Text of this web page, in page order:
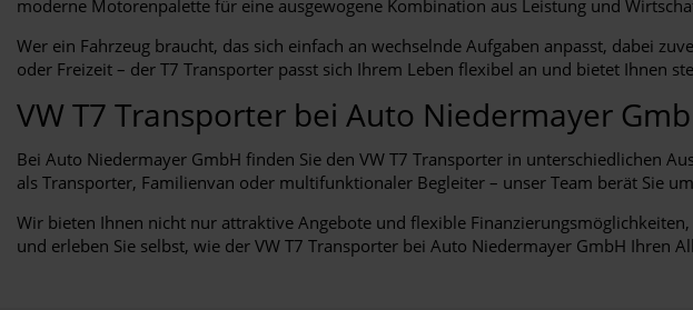
moderne Motorenpalette für eine ausgewogene Kombination aus Leistung und
Wer ein Fahrzeug braucht, das sich einfach an wechselnde Aufgaben anpasst, dabei
oder Freizeit – der T7 Transporter passt sich Ihrem Leben flexibel an und bietet Ihnen
VW T7 Transporter bei Auto Niedermayer
Bei Auto Niedermayer GmbH finden Sie den VW T7 Transporter in unterschiedlichen
als Transporter, Familienvan oder multifunktionaler Begleiter – unser Team berät Sie
Wir bieten Ihnen nicht nur attraktive Angebote und flexible
und erleben Sie selbst, wie der VW T7 Transporter bei Auto Niedermayer GmbH Ihren